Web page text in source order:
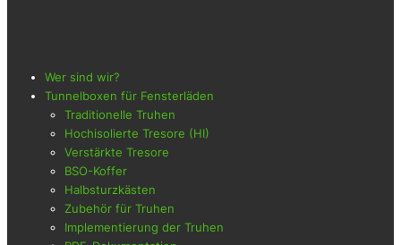
Wer sind wir?
Tunnelboxen für Fensterläden
Traditionelle Truhen
Hochisolierte Tresore (HI)
Verstärkte Tresore
BSO-Koffer
Halbsturzkästen
Zubehör für Truhen
Implementierung der Truhen